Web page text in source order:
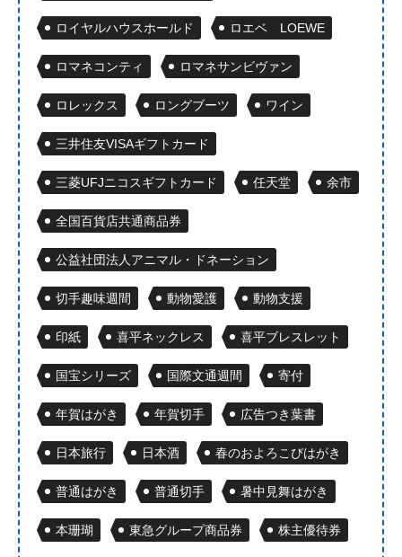
ロイヤルハウスホールド ロエベ LOEWE
ロマネコンティ ロマネサンビヴァン
ロレックス ロングブーツ ワイン
三井住友VISAギフトカード
三菱UFJニコスギフトカード 任天堂 余市
全国百貨店共通商品券
公益社団法人アニマル・ドネーション
切手趣味週間 動物愛護 動物支援
印紙 喜平ネックレス 喜平ブレスレット
国宝シリーズ 国際文通週間 寄付
年賀はがき 年賀切手 広告つき葉書
日本旅行 日本酒 春のおよろこびはがき
普通はがき 普通切手 暑中見舞はがき
本珊瑚 東急グループ商品券 株主優待券